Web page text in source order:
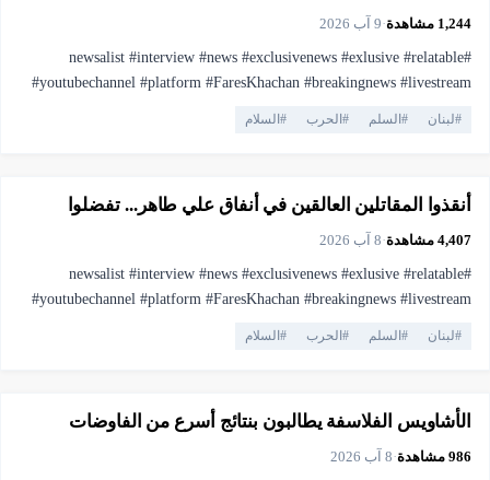
1,244 مشاهدة·9 آب 2026
#newsalist #interview #news #exclusivenews #exlusive #relatable
#youtubechannel #platform #FaresKhachan #breakingnews #livestream
#pressfreedom #facts #currentaffairs #trending #lebanonnews
#لبنان # السلم # الحرب # السلام
أنقذوا المقاتلين العالقين في أنفاق علي طاهر... تفضلوا
4,407 مشاهدة·8 آب 2026
#newsalist #interview #news #exclusivenews #exlusive #relatable
#youtubechannel #platform #FaresKhachan #breakingnews #livestream
#pressfreedom #facts #currentaffairs #trending #lebanonnews
#لبنان # السلم # الحرب # السلام
الأشاويس الفلاسفة يطالبون بنتائج أسرع من الفاوضات
986 مشاهدة·8 آب 2026